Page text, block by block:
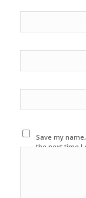
Save my
the next time I